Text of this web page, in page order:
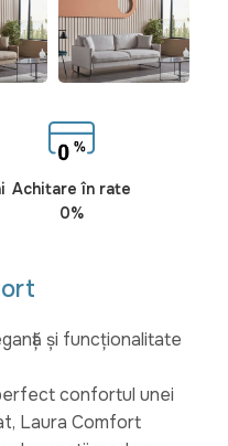
Achitare în rate
0%
și funcționalitate
confortul unei
Laura Comfort